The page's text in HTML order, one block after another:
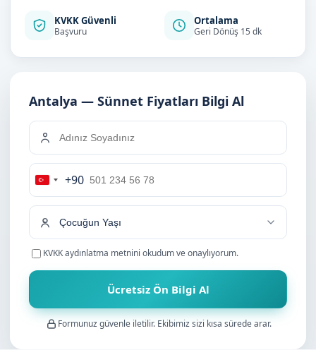
KVKK Güvenli
Başvuru
Ortalama
Geri Dönüş 15 dk
Antalya — Sünnet Fiyatları Bilgi Al
Turkey
+90
+90
KVKK aydınlatma metnini okudum ve onaylıyorum.
Ücretsiz Ön Bilgi Al
Formunuz güvenle iletilir. Ekibimiz sizi kısa sürede arar.